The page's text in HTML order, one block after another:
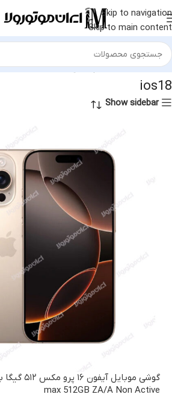
Skip to navigation
Skip to main content
خانه محصول سیستم عامل ios18
ios18
Show sidebar
max 512GB ZA/A Non Active